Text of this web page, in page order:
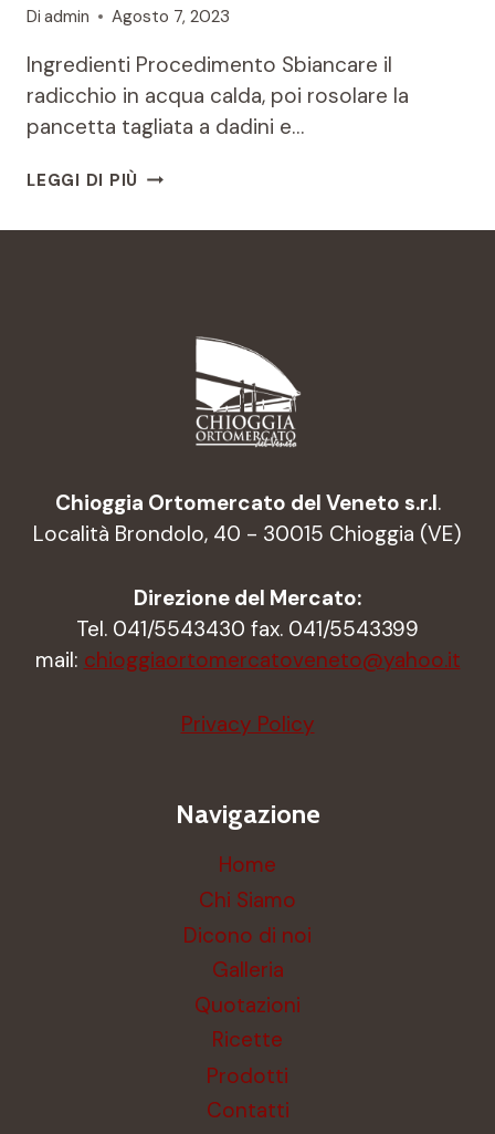
Di admin Agosto 7, 2023
Ingredienti Procedimento Sbiancare il
radicchio in acqua calda, poi rosolare la
pancetta tagliata a dadini e…
LEGGI DI PIÙ TROFIE
Chioggia Ortomercato del Veneto s.r.l.
Località Brondolo, 40 - 30015 Chioggia (VE)
Direzione del Mercato:
Tel. 041/5543430 fax. 041/5543399
mail: chioggiaortomercatoveneto@yahoo.it
Privacy Policy
Navigazione
Home
Chi Siamo
Dicono di noi
Galleria
Quotazioni
Ricette
Prodotti
Contatti